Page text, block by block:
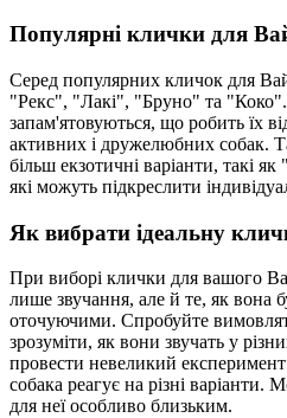
Популярні клички для
Серед популярних кличок для
"Рекс", "Лакі", "Бруно" та "Коко".
запам'ятовуються, що робить їх
активних і дружелюбних собак.
більш екзотичні варіанти, такі
які можуть підкреслити
Як вибрати ідеальну
При виборі клички для вашого
лише звучання, але й те, як вона
оточуючими. Спробуйте
зрозуміти, як вони звучать у
провести невеликий
собака реагує на різні варіанти.
для неї особливо близьким.